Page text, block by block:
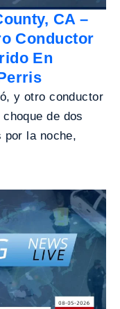
CA –
Conductor
En
y otro conductor
de dos
por la noche,